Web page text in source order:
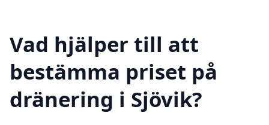
Vad hjälper till att
bestämma priset på
dränering i Sjövik?